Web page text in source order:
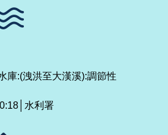
庫:(洩洪至大漢溪):調節性
水利署